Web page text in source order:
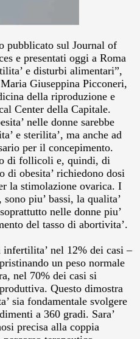
pubblicato sul Journal of
e presentati oggi a Roma
e disturbi alimentari”,
Giuseppina Picconeri,
della riproduzione e
Center della Capitale.
nelle donne sarebbe
e sterilita’, ma anche ad
per il concepimento.
di follicoli e, quindi, di
di obesita’ richiedono dosi
la stimolazione ovarica. I
piu’ bassi, la qualita’
nelle donne piu’
del tasso di abortivita’.
infertilita’ nel 12% dei casi –
un peso normale
nel 70% dei casi si
Questo dimostra
sia fondamentale svolgere
a 360 gradi. Sara’
precisa alla coppia